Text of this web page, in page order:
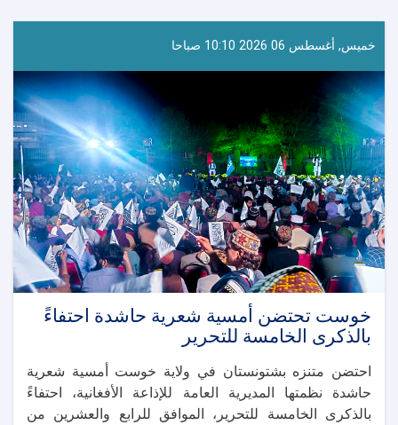
المسابقة
الخاصة
وتكريم
الفائزين
في
لغمان
خميس, أغسطس 06 2026 10:10 صباحا
خوست تحتضن أمسية شعرية حاشدة احتفاءً
بالذكرى الخامسة للتحرير
احتضن متنزه بشتونستان في ولاية خوست أمسية شعرية
حاشدة نظمتها المديرية العامة للإذاعة الأفغانية، احتفاءً
بالذكرى الخامسة للتحرير، الموافق للرابع والعشرين من